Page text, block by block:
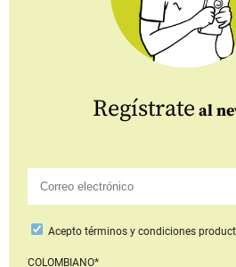
Regístrate al
Aceptotérminos y condiciones
COLOMBIANO*